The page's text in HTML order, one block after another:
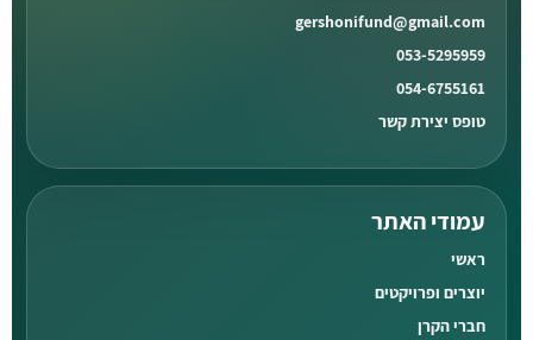
gershonifund@gmail.com
053-5295959
054-6755161
טופס יצירת קשר
עמודי האתר
ראשי
יוצרים ופרויקטים
חברי הקרן